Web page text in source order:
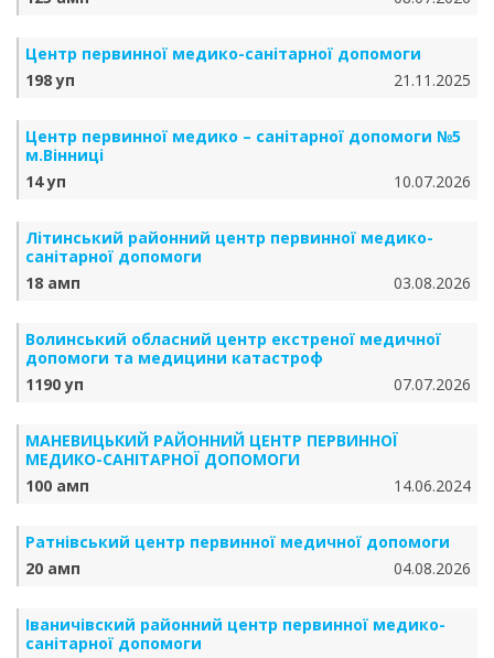
Центр первинної медико-санітарної допомоги
198 уп
21.11.2025
Центр первинної медико – санітарної допомоги №5
м.Вінниці
14 уп
10.07.2026
Літинський районний центр первинної медико-
санітарної допомоги
18 амп
03.08.2026
Волинський обласний центр екстреної медичної
допомоги та медицини катастроф
1190 уп
07.07.2026
МАНЕВИЦЬКИЙ РАЙОННИЙ ЦЕНТР ПЕРВИННОЇ
МЕДИКО-САНІТАРНОЇ ДОПОМОГИ
100 амп
14.06.2024
Ратнівський центр первинної медичної допомоги
20 амп
04.08.2026
Іваничівский районний центр первинної медико-
санітарної допомоги